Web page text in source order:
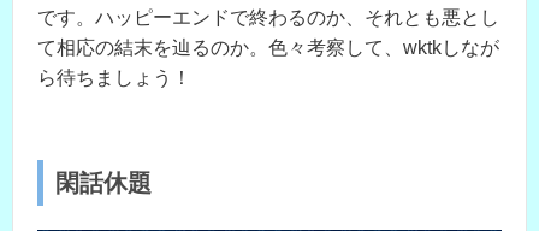
です。ハッピーエンドで終わるのか、それとも悪とし
て相応の結末を辿るのか。色々考察して、wktkしなが
ら待ちましょう！
閑話休題